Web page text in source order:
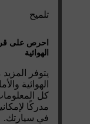
تلميح
احرص على
الهوائية
يتوفر
الهوائية
كل
مدركًا
في سيارتك.